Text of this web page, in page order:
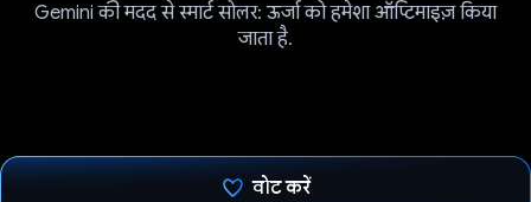
Gemini की मदद से स्मार्ट सोलर: ऊर्जा को हमेशा ऑप्टिमाइज़ किया
जाता है.
वोट करें